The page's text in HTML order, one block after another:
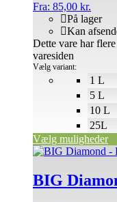
Fra: 85,00 kr.
På lager
Kan
Vælg variant:
Vælg muligheder
Dette vare har
varesiden
1 L
5 L
10 L
25L
BIG